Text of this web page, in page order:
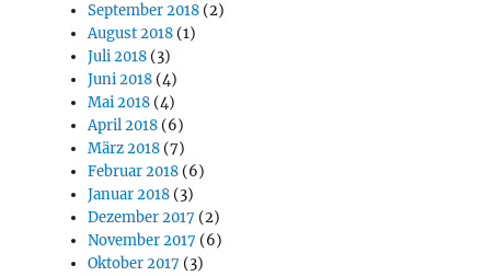
September 2018 (2)
August 2018 (1)
Juli 2018 (3)
Juni 2018 (4)
Mai 2018 (4)
April 2018 (6)
März 2018 (7)
Februar 2018 (6)
Januar 2018 (3)
Dezember 2017 (2)
November 2017 (6)
Oktober 2017 (3)